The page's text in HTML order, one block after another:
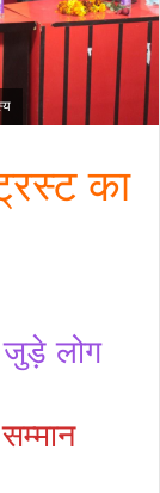
का
लोग